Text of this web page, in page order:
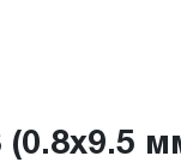
(0.8x9.5